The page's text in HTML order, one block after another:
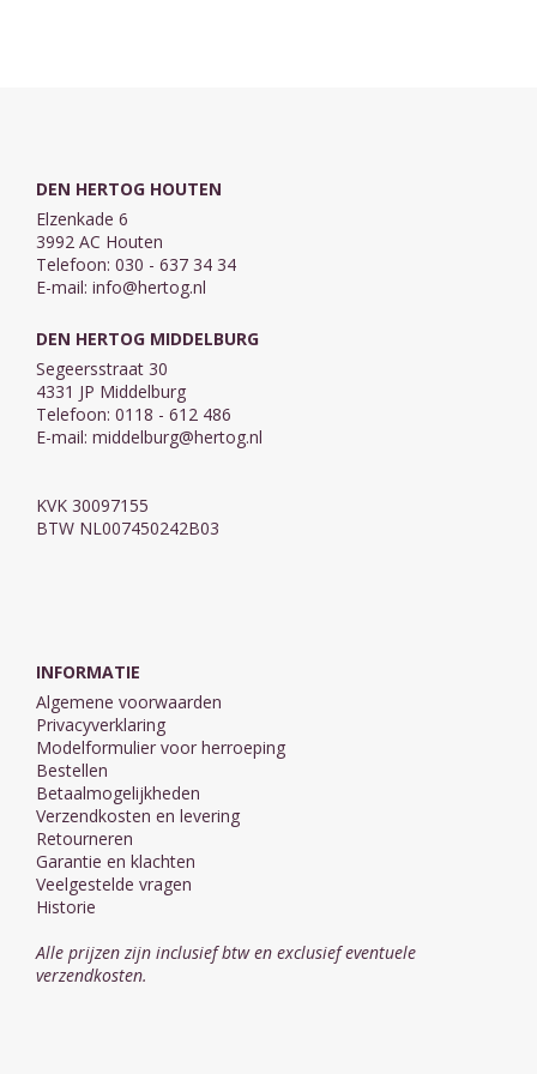
DEN HERTOG HOUTEN
Elzenkade 6
3992 AC Houten
Telefoon: 030 - 637 34 34
E-mail: info@hertog.nl
DEN HERTOG MIDDELBURG
Segeersstraat 30
4331 JP Middelburg
Telefoon: 0118 - 612 486
E-mail: middelburg@hertog.nl
KVK 30097155
BTW NL007450242B03
INFORMATIE
Algemene voorwaarden
Privacyverklaring
Modelformulier voor herroeping
Bestellen
Betaalmogelijkheden
Verzendkosten en levering
Retourneren
Garantie en klachten
Veelgestelde vragen
Historie
Alle prijzen zijn inclusief btw en exclusief eventuele
verzendkosten.